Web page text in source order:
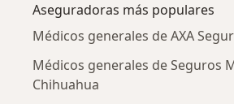
Aseguradoras más populares
Médicos generales de AXA
Médicos generales de Seguros
Chihuahua